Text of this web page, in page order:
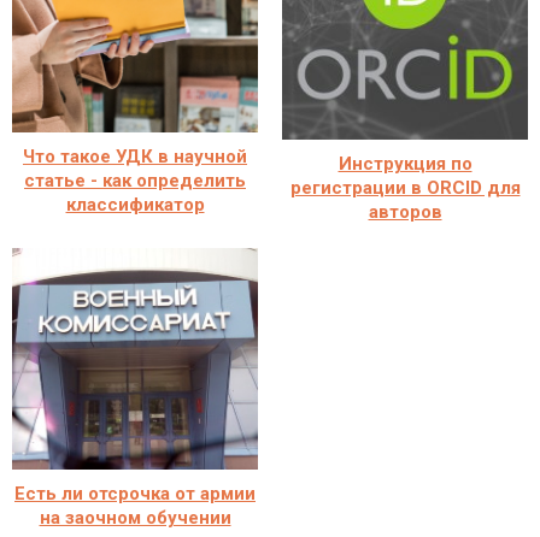
Что такое УДК в научной
статье - как определить
классификатор
Инструкция по
регистрации в ORCID для
авторов
Есть ли отсрочка от армии
на заочном обучении